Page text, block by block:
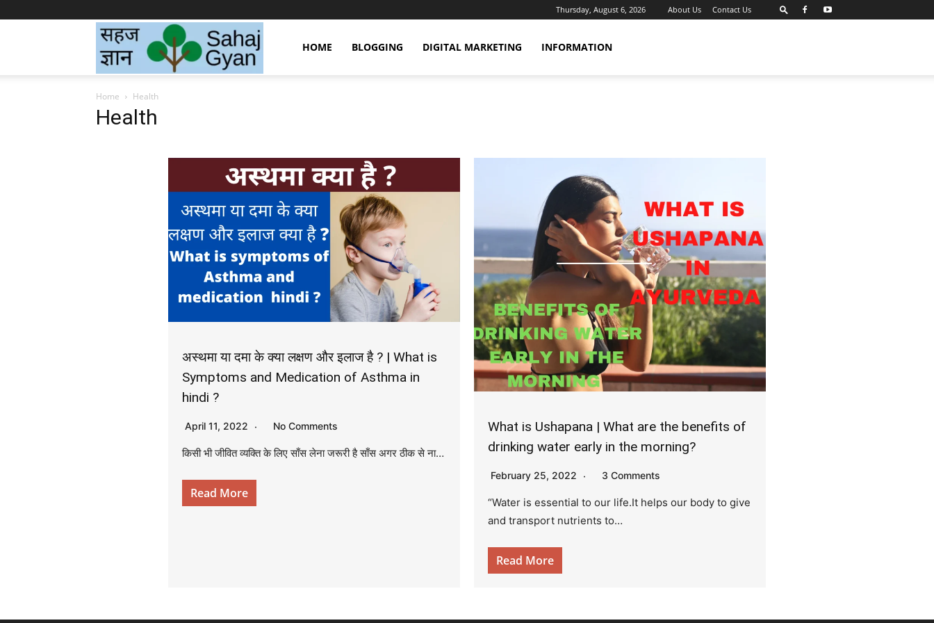
Thursday, August 6, 2026 About Us Contact Us
|
सहज
ज्ञान
के
द्वारा
HOME BLOGGING DIGITAL MARKETING INFORMATION
Home Health
Health
अस्थमा या दमा के क्या लक्षण और इलाज है ? | What is
Symptoms and Medication of Asthma in
hindi ?
April 11, 2022 No Comments
किसी भी जीवित व्यक्ति के लिए साँस लेना जरूरी है साँस अगर ठीक से ना…
Read More
What is Ushapana | What are the benefits of
drinking water early in the morning?
February 25, 2022 3 Comments
“Water is essential to our life.It helps our body to give
and transport nutrients to…
Read More